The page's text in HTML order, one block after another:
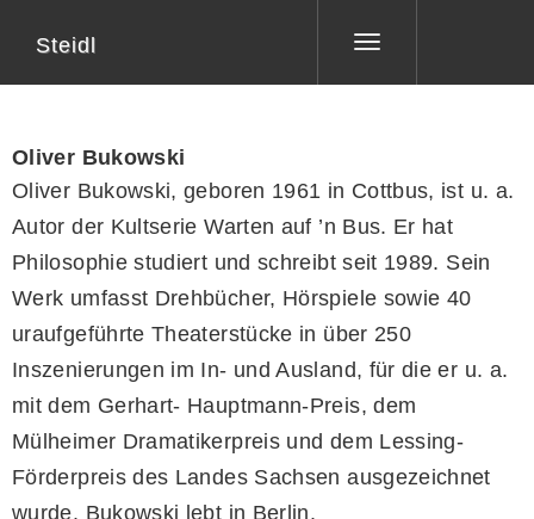
Toggle
Steidl
Oliver Bukowski
Oliver Bukowski, geboren 1961 in Cottbus, ist u. a.
Autor der Kultserie Warten auf ’n Bus. Er hat
Philosophie studiert und schreibt seit 1989. Sein
Werk umfasst Drehbücher, Hörspiele sowie 40
uraufgeführte Theaterstücke in über 250
Inszenierungen im In- und Ausland, für die er u. a.
mit dem Gerhart- Hauptmann-Preis, dem
Mülheimer Dramatikerpreis und dem Lessing-
Förderpreis des Landes Sachsen ausgezeichnet
wurde. Bukowski lebt in Berlin.